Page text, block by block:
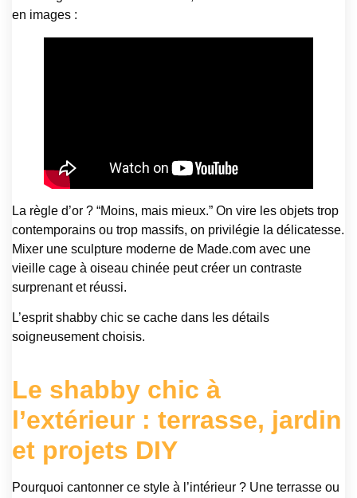
en images :
La règle d’or ? “Moins, mais mieux.” On vire les objets trop
contemporains ou trop massifs, on privilégie la délicatesse.
Mixer une sculpture moderne de Made.com avec une
vieille cage à oiseau chinée peut créer un contraste
surprenant et réussi.
L’esprit shabby chic se cache dans les détails
soigneusement choisis.
Le shabby chic à
l’extérieur : terrasse, jardin
et projets DIY
Pourquoi cantonner ce style à l’intérieur ? Une terrasse ou